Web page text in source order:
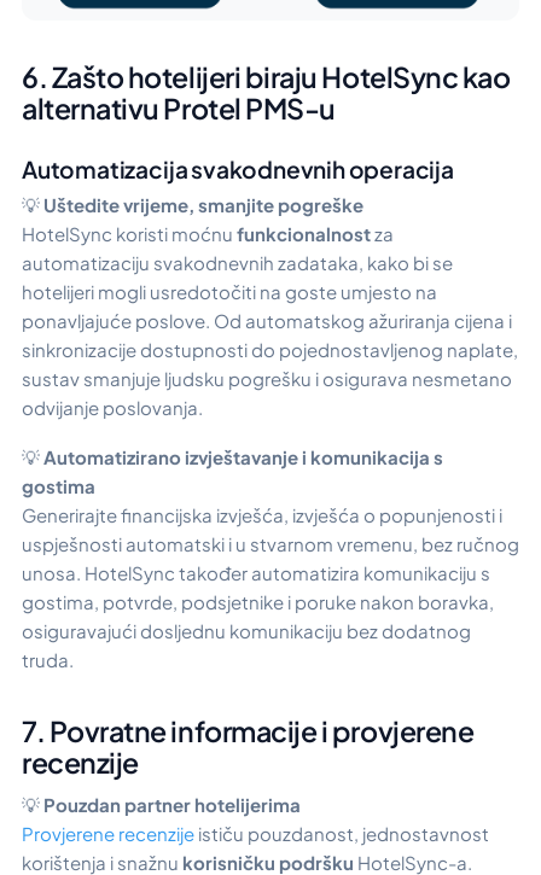
6. Zašto hotelijeri biraju HotelSync kao
alternativu Protel PMS-u
Automatizacija svakodnevnih operacija
💡 Uštedite vrijeme, smanjite pogreške
HotelSync koristi moćnu funkcionalnostza
automatizaciju svakodnevnih zadataka, kako bi se
hotelijeri mogli usredotočiti na goste umjesto na
ponavljajuće poslove. Od automatskog ažuriranja cijena i
sinkronizacije dostupnosti do pojednostavljenog naplate,
sustav smanjuje ljudsku pogrešku i osigurava nesmetano
odvijanje poslovanja.
💡 Automatizirano izvještavanje i komunikacija s
gostima
Generirajte financijska izvješća, izvješća o popunjenosti i
uspješnosti automatski i u stvarnom vremenu, bez ručnog
unosa. HotelSync također automatizira komunikaciju s
gostima, potvrde, podsjetnike i poruke nakon boravka,
osiguravajući dosljednu komunikaciju bez dodatnog
truda.
7. Povratne informacije i provjerene
recenzije
💡 Pouzdan partner hotelijerima
Provjerene recenzije ističu pouzdanost, jednostavnost
korištenja i snažnu korisničku podršku HotelSync-a.